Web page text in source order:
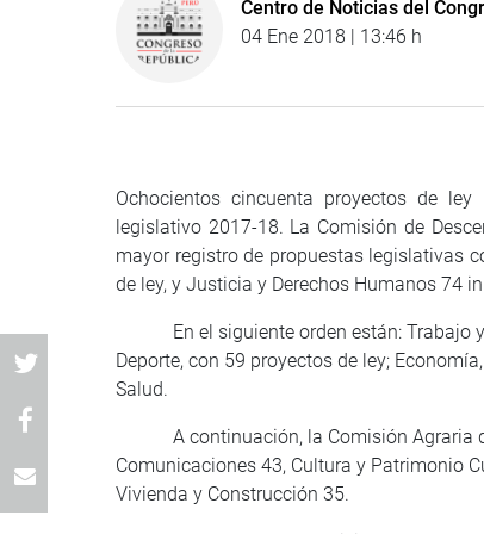
Centro de Noticias del
04 Ene 2018 | 13:46 h
Ochocientos cincuenta proyectos de
legislativo 2017-18. La Comisión de
mayor registro de propuestas legislativas
de ley, y Justicia y Derechos Humanos 74
En el siguiente orden están: Trabajo y
Deporte, con 59 proyectos de ley;
Salud.
A continuación, la Comisión Agraria
Comunicaciones 43, Cultura y Patrimonio
Vivienda y Construcción 35.